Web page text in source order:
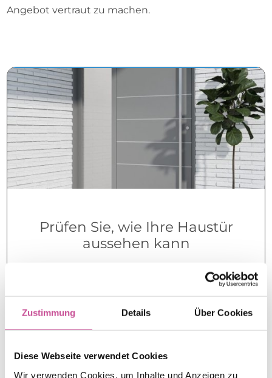
Zustimmung Details Über Cookies
Diese Webseite verwendet Cookies
Wir verwenden Cookies, um Inhalte und Anzeigen zu
Angebot vertraut zu machen.
Prüfen Sie, wie Ihre Haustür
aussehen kann
Inspirationen – Haustürfüllungen Kataloge